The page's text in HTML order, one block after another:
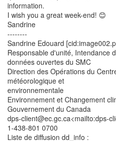
information.
I wish you a great week-end! 😊
Sandrine
--------
Sandrine Edouard
Responsable d'unité, Intendance
données ouvertes du SMC
Direction des Opérations du
météorologique et
environnementale
Environnement et Changement
Gouvernement du Canada
dps-client@ec.gc.ca<mailto:dps-
1-438-801 0700